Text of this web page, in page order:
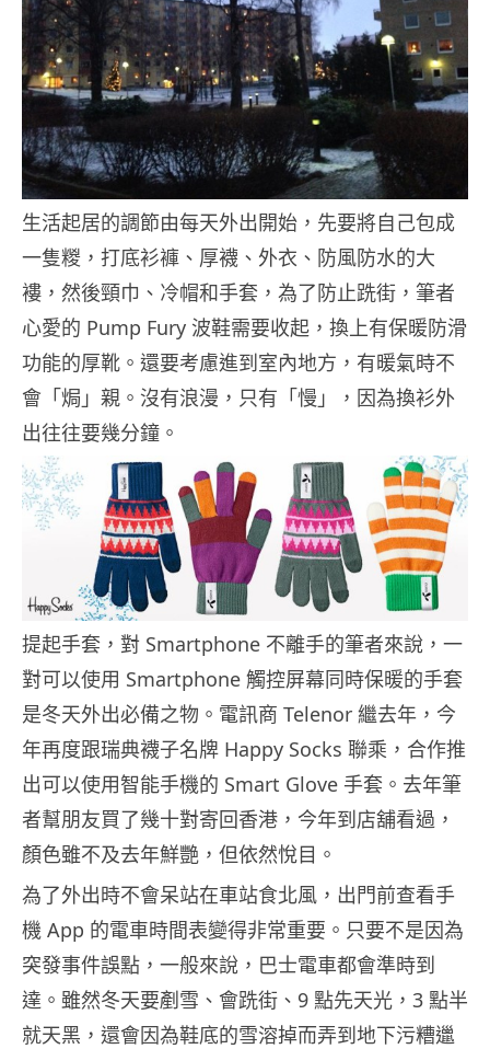
生活起居的調節由每天外出開始，先要將自己包成
一隻糉，打底衫褲、厚襪、外衣、防風防水的大
褸，然後頸巾、冷帽和手套，為了防止跣街，筆者
心愛的 Pump Fury 波鞋需要收起，換上有保暖防滑
功能的厚靴。還要考慮進到室內地方，有暖氣時不
會「焗」親。沒有浪漫，只有「慢」，因為換衫外
出往往要幾分鐘。
提起手套，對 Smartphone 不離手的筆者來說，一
對可以使用 Smartphone 觸控屏幕同時保暖的手套
是冬天外出必備之物。電訊商 Telenor 繼去年，今
年再度跟瑞典襪子名牌 Happy Socks 聯乘，合作推
出可以使用智能手機的 Smart Glove 手套。去年筆
者幫朋友買了幾十對寄回香港，今年到店舖看過，
顏色雖不及去年鮮艷，但依然悅目。
為了外出時不會呆站在車站食北風，出門前查看手
機 App 的電車時間表變得非常重要。只要不是因為
突發事件誤點，一般來說，巴士電車都會準時到
達。雖然冬天要剷雪、會跣街、9 點先天光，3 點半
就天黑，還會因為鞋底的雪溶掉而弄到地下污糟邋